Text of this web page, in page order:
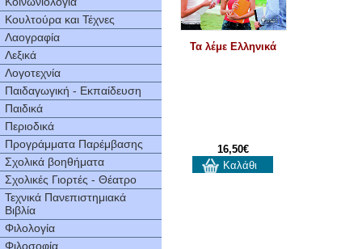
Κουλτούρα και Τέχνες
Λαογραφία
Λεξικά
Λογοτεχνία
Παιδαγωγική - Εκπαίδευση
Παιδικά
Περιοδικά
Προγράμματα Παρέμβασης
Σχολικά βοηθήματα
Σχολικές Γιορτές - Θέατρο
Τεχνικά Πανεπιστημιακά
Βιβλία
Φιλολογία
Φιλοσοφία
Τα λέμε Ελληνικά
16,50€
Καλάθι